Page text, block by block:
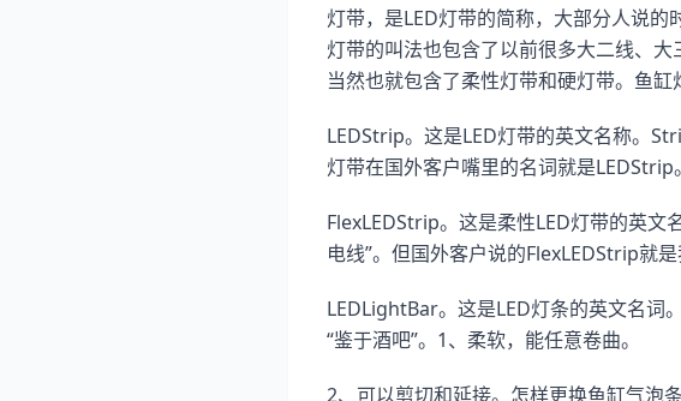
灯带，是LED灯带的简称，大部分人说
灯带的叫法也包含了以前很多大二线、大
当然也就包含了柔性灯带和硬灯带。鱼缸
LEDStrip。这是LED灯带的英文名称。
灯带在国外客户嘴里的名词就是LEDStrip
FlexLEDStrip。这是柔性LED灯带的英文
电线”。但国外客户说的FlexLEDStrip就
LEDLightBar。这是LED灯条的英文名词
“鉴于酒吧”。1、柔软，能任意卷曲。
2、可以剪切和延接。怎样更换鱼缸气泡条